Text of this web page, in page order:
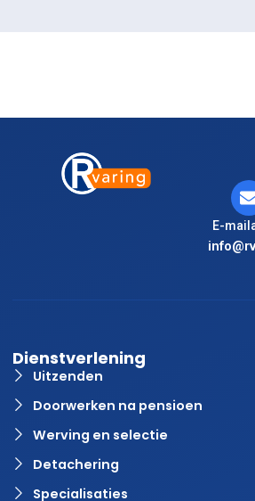
E-
Dienstverlening
Uitzenden
Doorwerken na pensioen
Werving en selectie
Detachering
Specialisaties